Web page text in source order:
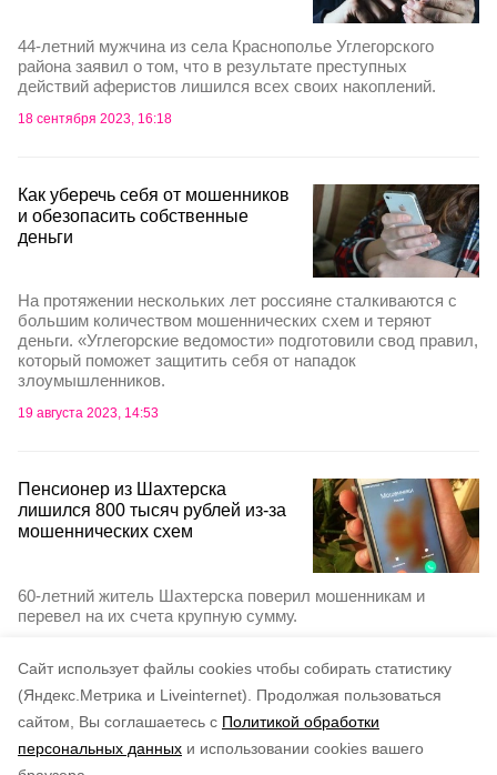
Cайт использует файлы cookies чтобы собирать статистику
(Яндекс.Метрика и Liveinternet).
Продолжая пользоваться
сайтом, Вы соглашаетесь с Политикой обработки
персональных данных и использовании cookies вашего
Подписывайтесь на наш Telegram
канал
44-летний мужчина из села Краснополье Углегорского
района заявил о том, что в результате преступных
действий аферистов лишился всех своих накоплений.
18 сентября 2023, 16:18
Как уберечь себя от мошенников
и обезопасить собственные
деньги
На протяжении нескольких лет россияне сталкиваются с
большим количеством мошеннических схем и теряют
деньги. «Углегорские ведомости» подготовили свод правил,
который поможет защитить себя от нападок
злоумышленников.
19 августа 2023, 14:53
Пенсионер из Шахтерска
лишился 800 тысяч рублей из-за
мошеннических схем
60-летний житель Шахтерска поверил мошенникам и
перевел на их счета крупную сумму.